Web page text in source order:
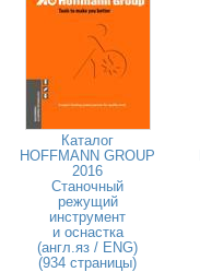
Каталог
HOFFMANN GROUP
2016
Станочный
режущий
инструмент
и оснастка
(англ.яз / ENG)
(934 страницы)